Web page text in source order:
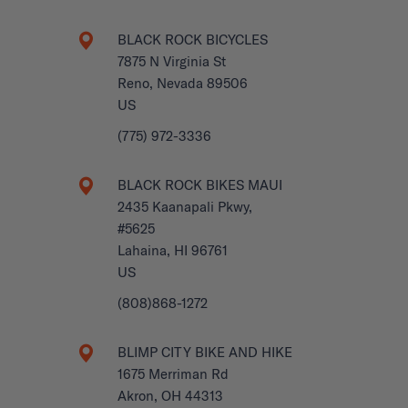
BLACK ROCK BICYCLES
7875 N Virginia St
Reno, Nevada 89506
US
(775) 972-3336
BLACK ROCK BIKES MAUI
2435 Kaanapali Pkwy,
#5625
Lahaina, HI 96761
US
(808)868-1272
BLIMP CITY BIKE AND HIKE
1675 Merriman Rd
Akron, OH 44313